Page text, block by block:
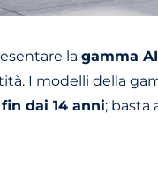
la gamma
I modelli della
dai 14 anni; basta